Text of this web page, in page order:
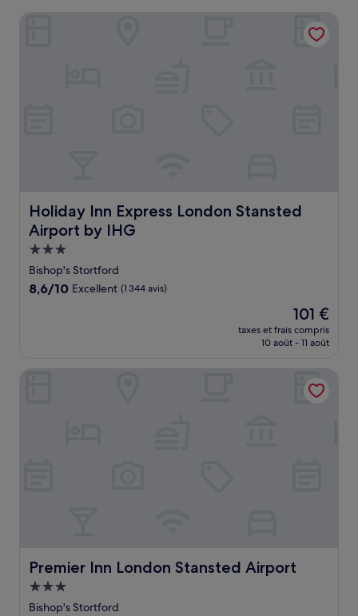
Holiday Inn Express London Stansted
Airport by IHG
Holiday Inn Express London Stansted Airport by IHG
Hébergement
3.0 étoiles
Bishop's Stortford
8.6
8,6/10 Excellent (1 344 avis)
Le
nouveau
prix
de
101 €
101 €
taxes et frais compris
10 août - 11 août
Holiday Inn Express London Stansted Airport by IHG
Premier Inn London Stansted Airport
Premier Inn London Stansted Airport
Hébergement
3.0 étoiles
Bishop's Stortford